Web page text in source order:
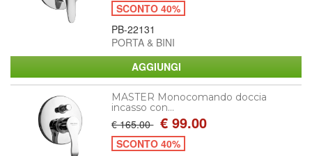
SCONTO 40%
PB-22131
PORTA & BINI
MASTER Monocomando doccia
incasso con...
€ 165.00 € 99.00
SCONTO 40%